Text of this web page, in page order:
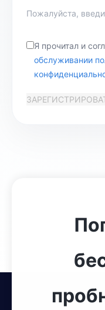
Я прочитал и
обслуживании